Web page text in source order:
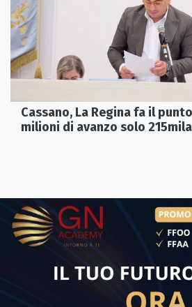
Cassano, La Regina fa il
milioni di avanzo solo